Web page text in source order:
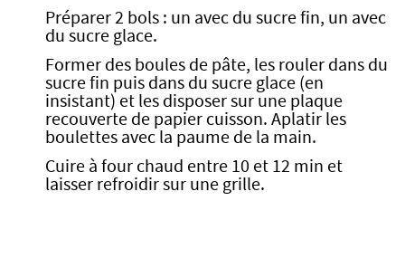
Préparer 2 bols : un avec du sucre fin, un avec
du sucre glace.
Former des boules de pâte, les rouler dans du
sucre fin puis dans du sucre glace (en
insistant) et les disposer sur une plaque
recouverte de papier cuisson. Aplatir les
boulettes avec la paume de la main.
Cuire à four chaud entre 10 et 12 min et
laisser refroidir sur une grille.